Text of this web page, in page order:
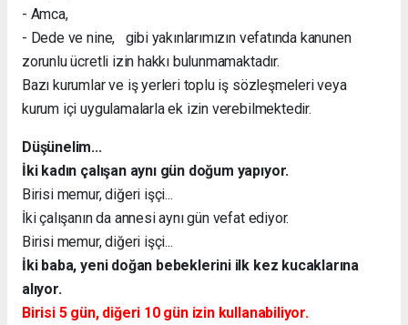
- Amca,
- Dede ve nine, gibi yakınlarımızın vefatında kanunen
zorunlu ücretli izin hakkı bulunmamaktadır.
Bazı kurumlar ve iş yerleri toplu iş sözleşmeleri veya
kurum içi uygulamalarla ek izin verebilmektedir.
Düşünelim...
İki kadın çalışan aynı gün doğum yapıyor.
Birisi memur, diğeri işçi...
İki çalışanın da annesi aynı gün vefat ediyor.
Birisi memur, diğeri işçi...
İki baba, yeni doğan bebeklerini ilk kez kucaklarına
alıyor.
Birisi 5 gün, diğeri 10 gün izin kullanabiliyor.